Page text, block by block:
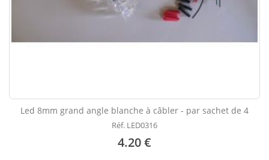
Led 8mm grand angle blanche à câbler - par sachet de 4
Réf. LED0316
4.20 €